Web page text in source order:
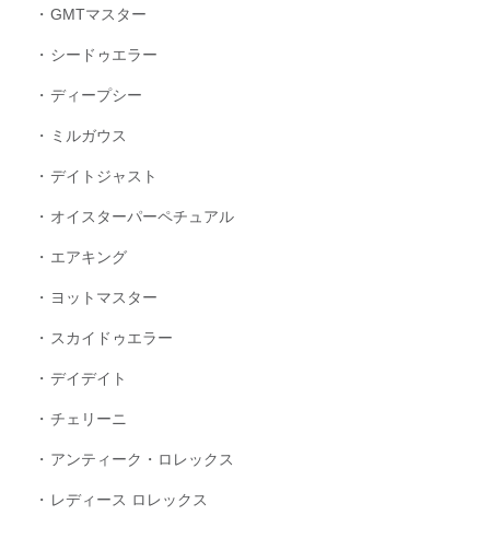
GMTマスター
シードゥエラー
ディープシー
ミルガウス
デイトジャスト
オイスターパーペチュアル
エアキング
ヨットマスター
スカイドゥエラー
デイデイト
チェリーニ
アンティーク・ロレックス
レディース ロレックス